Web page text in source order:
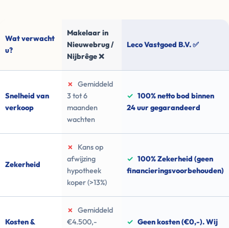
Wat verwacht
u?
Makelaar in
Nieuwebrug /
Nijbrêge ❌
Leco Vastgoed B.V. ✅
Snelheid van
verkoop
✗
Gemiddeld
3 tot 6
maanden
wachten
✓ 100% netto bod binnen
24 uur gegarandeerd
Zekerheid
✗
Kans op
afwijzing
hypotheek
koper (>13%)
✓ 100% Zekerheid (geen
financieringsvoorbehouden)
Kosten &
✗
Gemiddeld
€4.500,-
✓ Geen kosten (€0,-). Wij